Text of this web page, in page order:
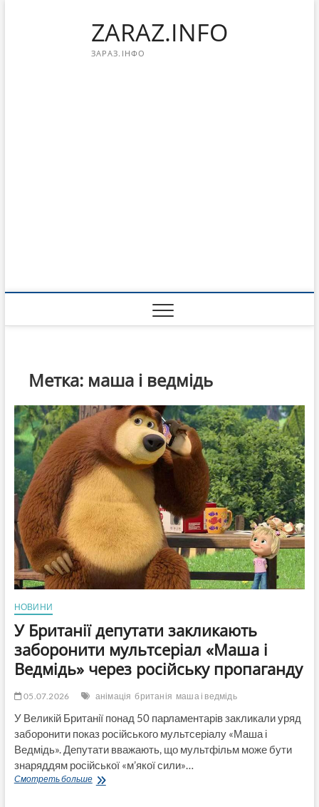
ZARAZ.INFO
ЗАРАЗ.ІНФО
Метка: маша і ведмідь
НОВИНИ
У Британії депутати закликають
заборонити мультсеріал «Маша і
Ведмідь» через російську пропаганду
05.07.2026 анімація британія маша і ведмідь
У Великій Британії понад 50 парламентарів закликали уряд
заборонити показ російського мультсеріалу «Маша і
Ведмідь». Депутати вважають, що мультфільм може бути
знаряддям російської «м’якої сили»…
Смотреть большеУ